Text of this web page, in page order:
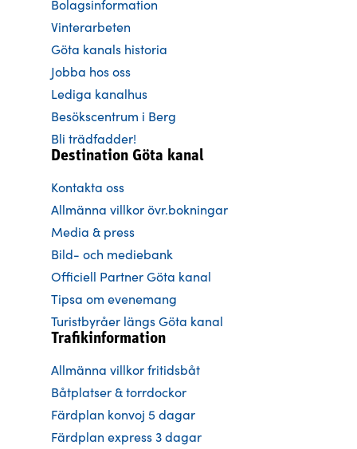
Bolagsinformation
Vinterarbeten
Göta kanals historia
Jobba hos oss
Lediga kanalhus
Besökscentrum i Berg
Bli trädfadder!
Destination Göta kanal
Kontakta oss
Allmänna villkor övr.bokningar
Media & press
Bild- och mediebank
Officiell Partner Göta kanal
Tipsa om evenemang
Turistbyråer längs Göta kanal
Trafikinformation
Allmänna villkor fritidsbåt
Båtplatser & torrdockor
Färdplan konvoj 5 dagar
Färdplan express 3 dagar